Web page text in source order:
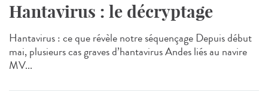
Hantavirus : le décryptage
Hantavirus : ce que révèle notre séquençage Depuis début
mai, plusieurs cas graves d’hantavirus Andes liés au navire
MV...